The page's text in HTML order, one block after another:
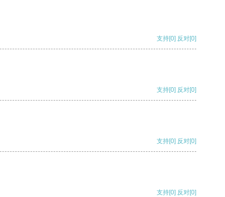
支持[0] 反对[0]
支持[0] 反对[0]
支持[0] 反对[0]
支持[0] 反对[0]